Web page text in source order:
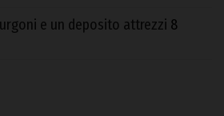
e un deposito attrezzi 8